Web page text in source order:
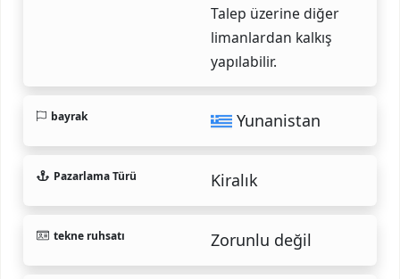
Talep üzerine diğer
limanlardan kalkış
yapılabilir.
bayrak Yunanistan
Pazarlama Türü Kiralık
tekne ruhsatı Zorunlu değil